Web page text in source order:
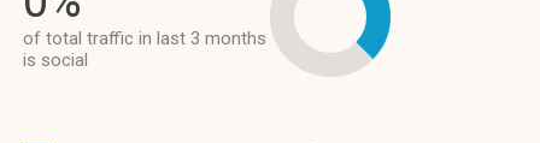
of total traffic in last 3 months
is social